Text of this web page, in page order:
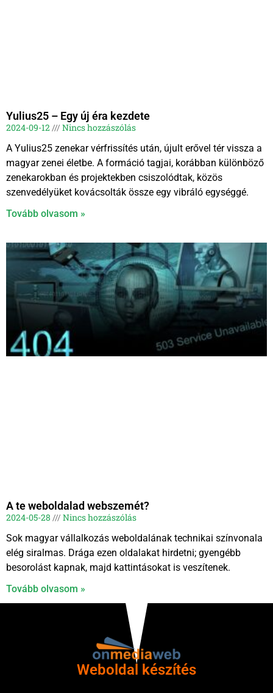
Yulius25 – Egy új éra kezdete
2024-09-12
Nincs hozzászólás
A Yulius25 zenekar vérfrissítés után, újult erővel tér vissza a
magyar zenei életbe. A formáció tagjai, korábban különböző
zenekarokban és projektekben csiszolódtak, közös
szenvedélyüket kovácsolták össze egy vibráló egységgé.
Tovább olvasom »
A te weboldalad webszemét?
2024-05-28
Nincs hozzászólás
Sok magyar vállalkozás weboldalának technikai színvonala
elég siralmas. Drága ezen oldalakat hirdetni; gyengébb
besorolást kapnak, majd kattintásokat is veszítenek.
Tovább olvasom »
Weboldal készítés